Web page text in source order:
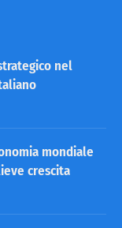
nel
mondiale
crescita